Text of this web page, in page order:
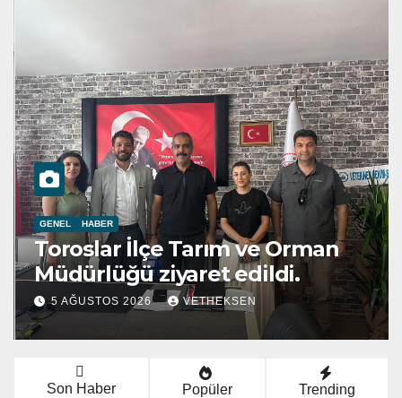
GENEL HABER
Toroslar İlçe Tarım ve Orman
Müdürlüğü ziyaret edildi.
5 AĞUSTOS 2026 VETHEKSEN
Son Haber Popüler Trending